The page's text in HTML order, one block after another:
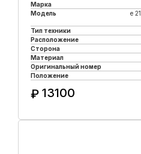
Марка
Модель
e
Тип техники
Расположение
Сторона
Материал
Оригинальный номер
Положение
₽ 13100